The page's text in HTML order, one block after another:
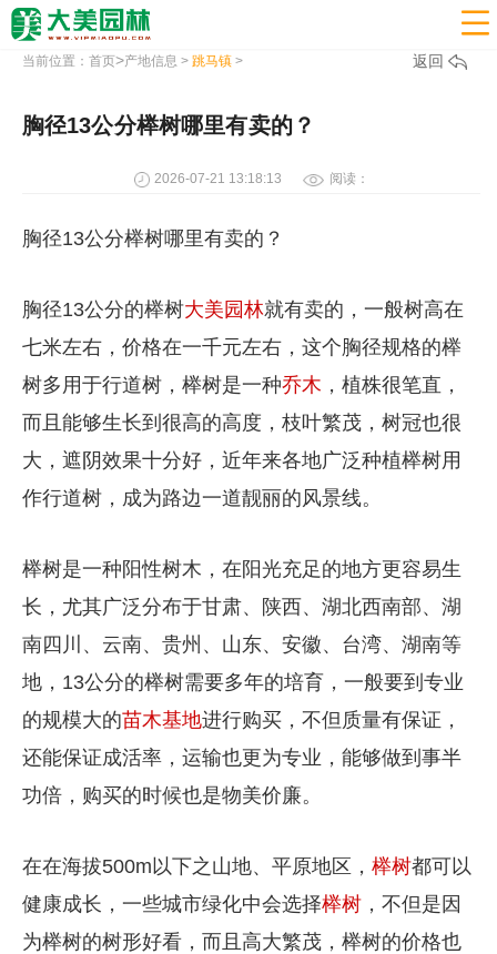

当前位置： 首页>产地信息 > 跳马镇> 返回
胸径13公分榉树哪里有卖的？
2026-07-21 13:18:13 阅读：
胸径13公分榉树哪里有卖的？
胸径13公分的榉树大美园林就有卖的，一般树高在
七米左右，价格在一千元左右，这个胸径规格的榉
树多用于行道树，榉树是一种乔木 ，植株很笔直，
而且能够生长到很高的高度，枝叶繁茂，树冠也很
大，遮阴效果十分好，近年来各地广泛种植榉树用
作行道树，成为路边一道靓丽的风景线。
榉树是一种阳性树木，在阳光充足的地方更容易生
长，尤其广泛分布于甘肃、陕西、湖北西南部、湖
南四川、云南、贵州、山东、安徽、台湾、湖南等
地，13公分的榉树需要多年的培育，一般要到专业
的规模大的苗木基地进行购买，不但质量有保证，
还能保证成活率，运输也更为专业，能够做到事半
功倍，购买的时候也是物美价廉。
在在海拔500m以下之山地、平原地区， 榉树都可以
健康成长，一些城市绿化中会选择榉树，不但是因
为榉树的树形好看，而且高大繁茂，榉树的价格也